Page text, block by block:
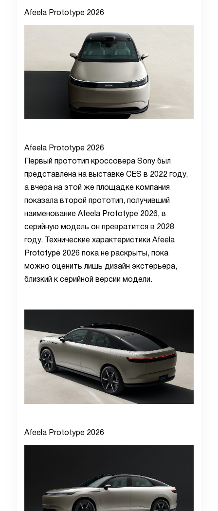
Afeela Prototype 2026
Afeela Prototype 2026
Первый прототип кроссовера Sony был
представлена на выставке CES в 2022 году,
а вчера на этой же площадке компания
показала второй прототип, получивший
наименование Afeela Prototype 2026, в
серийную модель он превратится в 2028
году. Технические характеристики Afeela
Prototype 2026 пока не раскрыты, пока
можно оценить лишь дизайн экстерьера,
близкий к серийной версии модели.
Afeela Prototype 2026